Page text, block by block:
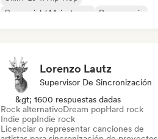
Comercial / Mainstream
Dance music
Lorenzo Lautz
Supervisor De Sincronización
&gt; 1600 respuestas dadas
Rock alternativoDream popHard rock
Indie popIndie rock
Licenciar o representar canciones de